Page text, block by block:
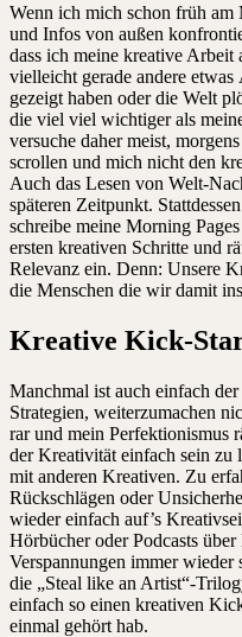
Wenn ich mich schon früh
und Infos von außen
dass ich meine kreative
vielleicht gerade andere
gezeigt haben oder die Welt
die viel viel wichtiger als
versuche daher meist,
scrollen und mich nicht den
Auch das Lesen von Welt-
späteren Zeitpunkt.
schreibe meine Morning
ersten kreativen Schritte und
Relevanz ein. Denn: Unsere
die Menschen die wir damit
Kreative Kick-
Manchmal ist auch einfach
Strategien, weiterzumachen
rar und mein Perfektionismus
der Kreativität einfach sein zu
mit anderen Kreativen. Zu
Rückschlägen oder
wieder einfach auf’s
Hörbücher oder Podcasts
Verspannungen immer wieder
die „Steal like an Artist“-
einfach so einen kreativen
einmal gehört hab.